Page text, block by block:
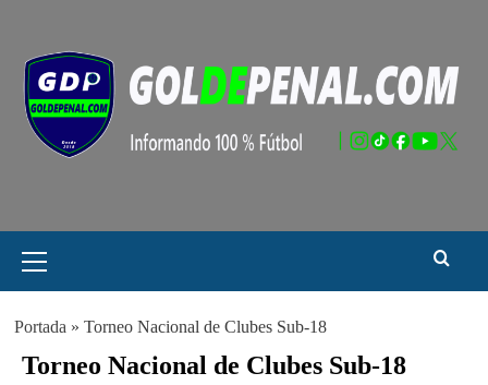
contenido
principal
Portada » Torneo Nacional de Clubes Sub-18
Torneo Nacional de Clubes Sub-18